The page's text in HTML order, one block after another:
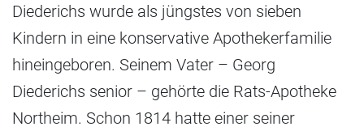
Diederichs wurde als jüngstes von sieben
Kindern in eine konservative Apothekerfamilie
hineingeboren. Seinem Vater – Georg
Diederichs senior – gehörte die Rats-Apotheke
Northeim. Schon 1814 hatte einer seiner